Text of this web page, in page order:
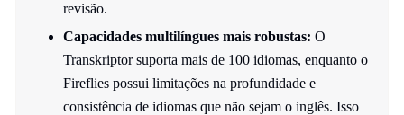
revisão.
Capacidades multilíngues mais robustas: O
Transkriptor suporta mais de 100 idiomas, enquanto o
Fireflies possui limitações na profundidade e
consistência de idiomas que não sejam o inglês. Isso